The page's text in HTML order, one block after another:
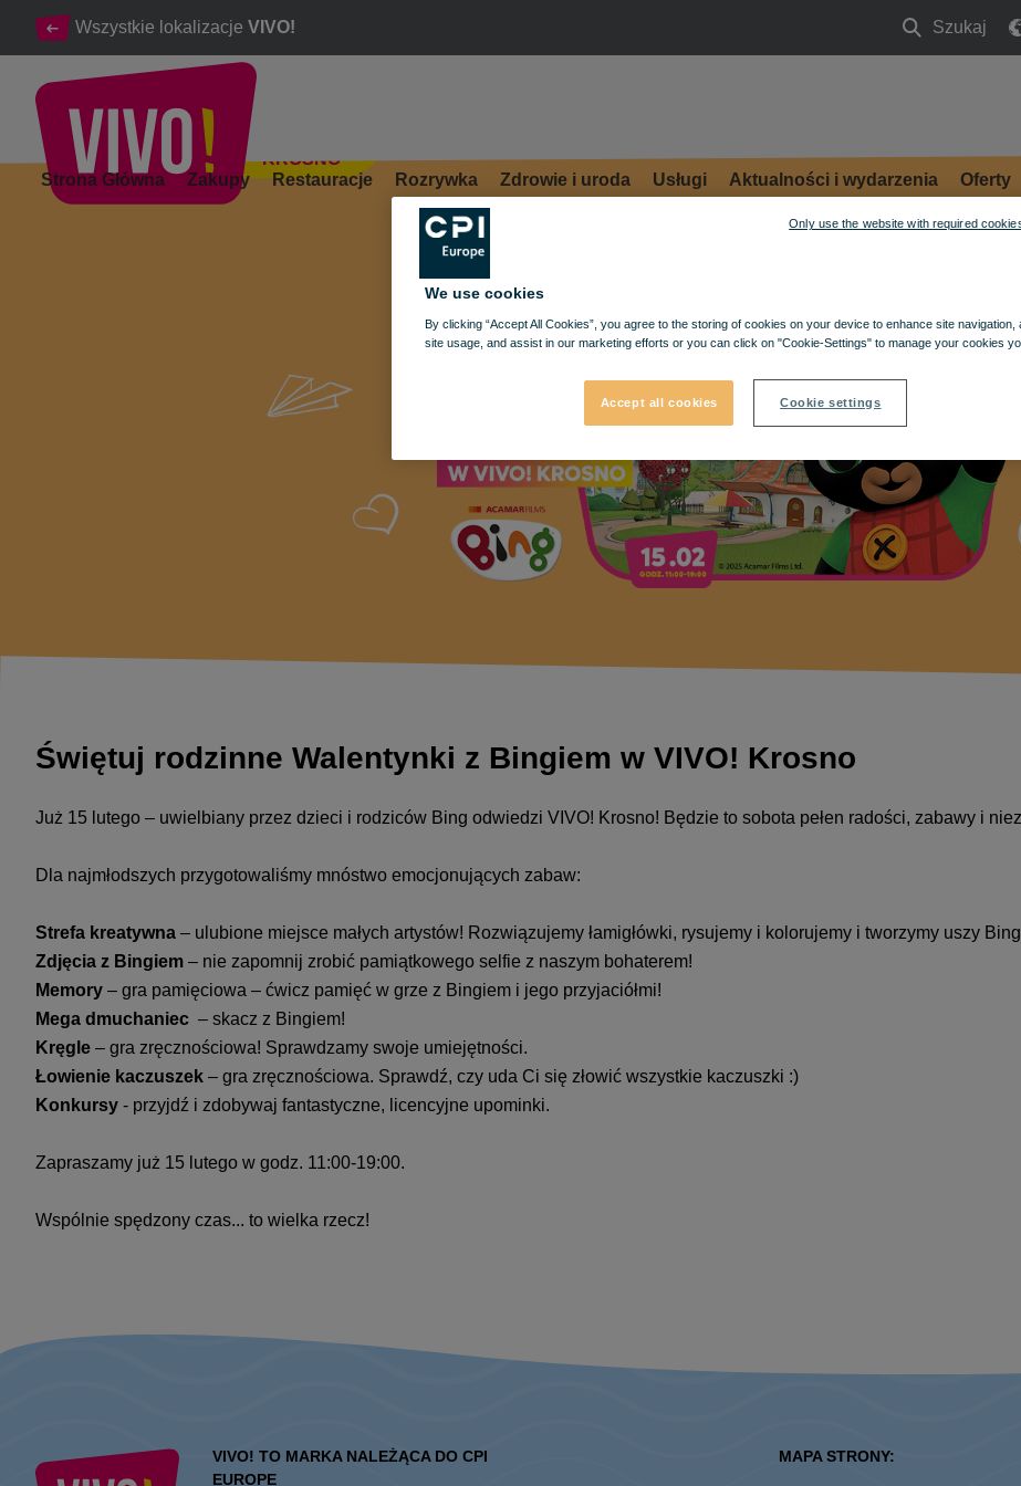
Wszystkie lokalizacje VIVO! Szukaj
Szukaj
KROSNO
Strona Główna Zakupy Restauracje Rozrywka Zdrowie i uroda Usługi Aktualności i wydarzenia Oferty
Świętuj rodzinne Walentynki z Bingiem w VIVO! Krosno
Świętuj rodzinne Walentynki z Bingiem w VIVO! Krosno
Już 15 lutego – uwielbiany przez dzieci i rodziców Bing odwiedzi VIVO! Krosno! Będzie to sobota pełen radości, zabawy i
Dla najmłodszych przygotowaliśmy mnóstwo emocjonujących zabaw:
Strefa kreatywna – ulubione miejsce małych artystów! Rozwiązujemy łamigłówki, rysujemy i kolorujemy i tworzymy uszy
Zdjęcia z Bingiem – nie zapomnij zrobić pamiątkowego selfie z naszym bohaterem!
Memory – gra pamięciowa – ćwicz pamięć w grze z Bingiem i jego przyjaciółmi!
Mega dmuchaniec – skacz z Bingiem!
Kręgle – gra zręcznościowa! Sprawdzamy swoje umiejętności.
Łowienie kaczuszek – gra zręcznościowa. Sprawdź, czy uda Ci się złowić wszystkie kaczuszki :)
Konkursy - przyjdź i zdobywaj fantastyczne, licencyjne upominki.
Zapraszamy już 15 lutego w godz. 11:00-19:00.
Wspólnie spędzony czas... to wielka rzecz!
VIVO! TO MARKA NALEŻĄCA DO CPI
EUROPE
MAPA STRONY:
We use cookies
By clicking “Accept All Cookies”, you agree to the storing of cookies on your device to enhance site navigation,
site usage, and assist in our marketing efforts or you can click on "Cookie-Settings" to manage your cookies
Accept all cookies Cookie settings
Only use the website with required